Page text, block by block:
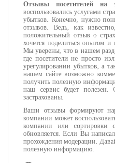
Отзывы посетителей
воспользовались услугами
убытков. Конечно, нужно
отзывов. Ведь, как
положительный отзыв о
хочется поделиться опытом
Мы уверены, что в нашем
где посетители не просто
урегулировании убытков, а
нашем сайте возможно
получить полезную
наш сервис будет
застрахованы.
Ваши отзывы формируют
компании может
компании или сортировки
обновляется. Если Вы
прохождения модерации.
полезную информацию.